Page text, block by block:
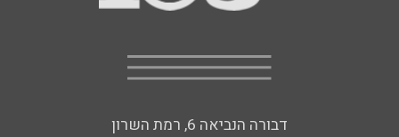
דבורה הנביאה 6, רמת השרון